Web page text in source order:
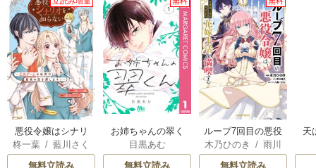
悪役令嬢はシナリ
オを知らない ～乙
女ゲームの世界で
柊一葉 /藍川さく
ら
無料立読み
お姉ちゃんの翠く
ん
目黒あむ
無料立読み
ループ7回目の悪役
令嬢は、元敵国で
自由気ままな花嫁
木乃ひのき /雨川
透子/八美☆わん
無料立読み
天